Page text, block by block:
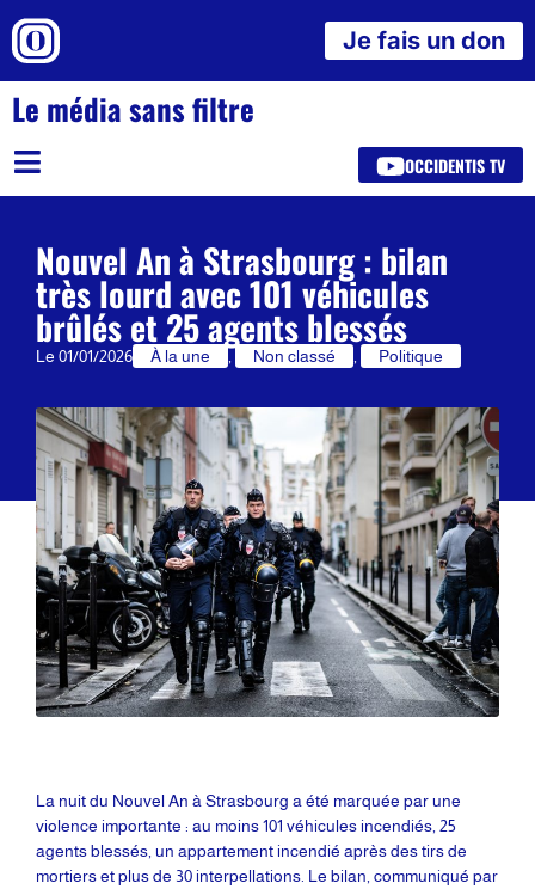
Je fais un don
Le média sans filtre
OCCIDENTIS TV
Nouvel An à Strasbourg : bilan
très lourd avec 101 véhicules
brûlés et 25 agents blessés
Le 01/01/2026 À la une Non classé Politique
La nuit du Nouvel An à Strasbourg a été marquée par une
violence importante : au moins 101 véhicules incendiés, 25
agents blessés, un appartement incendié après des tirs de
mortiers et plus de 30 interpellations. Le bilan, communiqué par